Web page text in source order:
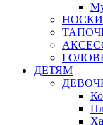
НОСКИ
ДЕТЯМ